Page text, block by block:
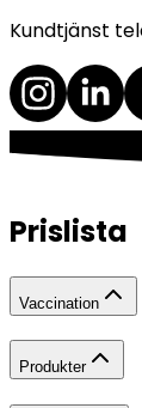
Kundtjänst
Prislista
Vaccination
Produkter